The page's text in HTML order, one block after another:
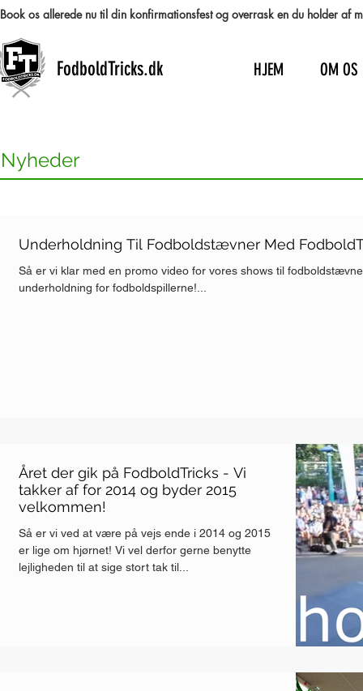
Book os allerede nu til din konfirmationsfest og overrask en du holder af
FodboldTricks.dk HJEM OM OS
Nyheder
Underholdning Til Fodboldstævner Med
Så er vi klar med en promo video for vores shows til
underholdning for fodboldspillerne!...
Året der gik på FodboldTricks - Vi
takker af for 2014 og byder 2015
velkommen!
Så er vi ved at være på vejs ende i 2014 og 2015
er lige om hjørnet! Vi vel derfor gerne benytte
lejligheden til at sige stort tak til...